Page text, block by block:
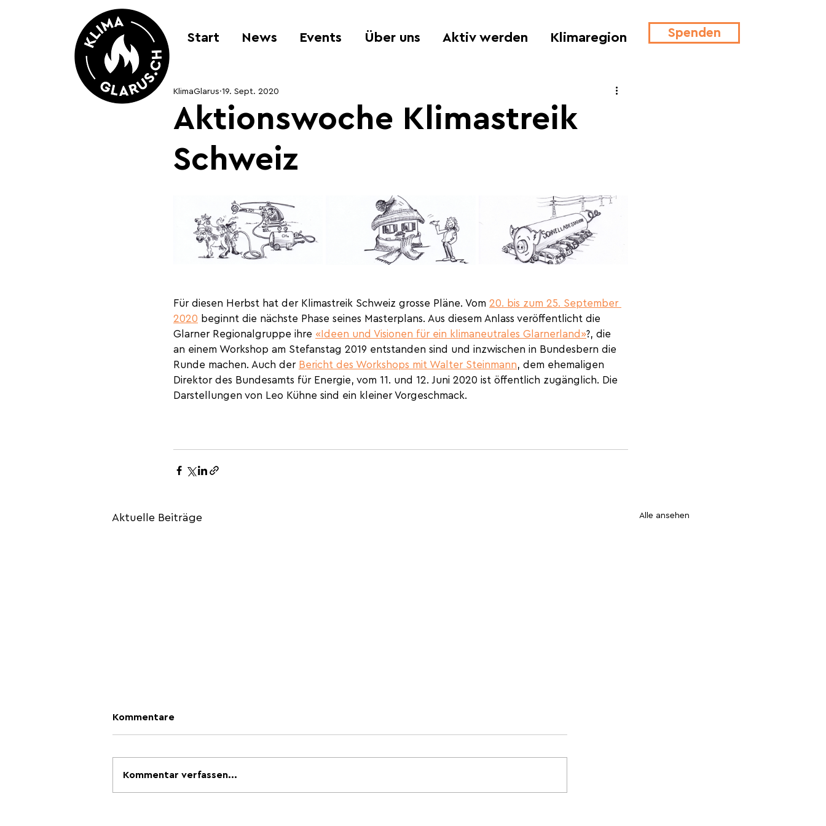
Start News Events Über uns Aktiv werden Klimaregion Spenden
Aktionswoche Klimastreik
Schweiz
KlimaGlarus 19. Sept. 2020
Für diesen Herbst hat der Klimastreik Schweiz grosse Pläne. Vom 20. bis zum 25. September
2020 beginnt die nächste Phase seines Masterplans. Aus diesem Anlass veröffentlicht die
Glarner Regionalgruppe ihre «Ideen und Visionen für ein klimaneutrales Glarnerland »?, die
an einem Workshop am Stefanstag 2019 entstanden sind und inzwischen in Bundesbern die
Runde machen. Auch der Bericht des Workshops mit Walter Steinmann, dem ehemaligen
Direktor des Bundesamts für Energie, vom 11. und 12. Juni 2020 ist öffentlich zugänglich. Die
Darstellungen von Leo Kühne sind ein kleiner Vorgeschmack.
Aktuelle Beiträge Alle ansehen
Post fürs Glarnerland
Kommentare
Kommentar verfassen...